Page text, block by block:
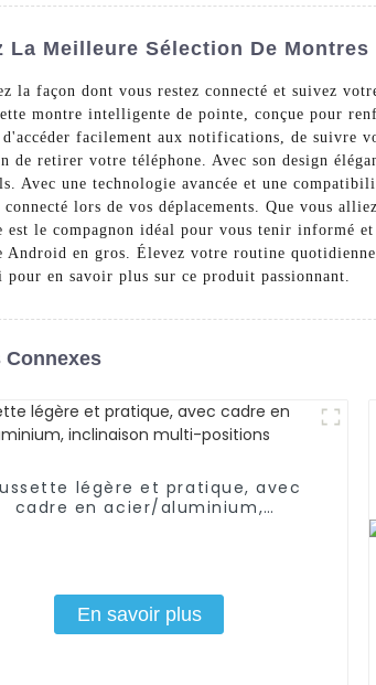
La Meilleure Sélection De
la façon dont vous restez connecté et suivez
montre intelligente de pointe, conçue pour
facilement aux notifications, de suivre
de retirer votre téléphone. Avec son design
Avec une technologie avancée et une
connecté lors de vos déplacements. Que vous
est le compagnon idéal pour vous tenir informé
Android en gros. Élevez votre routine
pour en savoir plus sur ce produit passionnant.
Connexes
légère et pratique, avec
cadre en acier/aluminium,
En savoir plus